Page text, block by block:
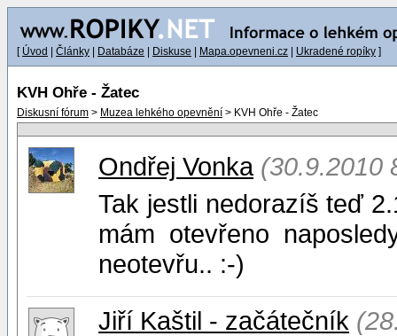
[ Úvod Články Databáze Diskuse Mapa.opevneni.cz Ukradené ropíky ]
KVH Ohře - Žatec
Diskusní fórum > Muzea lehkého opevnění > KVH Ohře - Žatec
Ondřej Vonka (30.9.2010
Tak jestli nedorazíš teď
mám otevřeno
neotevřu.. :-)
Jiří Kaštil - začátečník